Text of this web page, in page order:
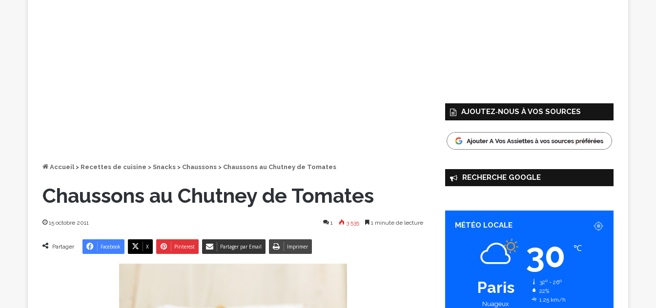
Accueil > Recettes de cuisine > Snacks > Chaussons > Chaussons au Chutney de Tomates
Chaussons au Chutney de Tomates
15 octobre 2011 1 3 535 1 minute de lecture
Partager Facebook X Pinterest Partager par Email Imprimer
AJOUTEZ‑NOUS À VOS SOURCES
RECHERCHE GOOGLE
MÉTÉO LOCALE
Paris
Nuageux
30 ℃
32º - 26º
22%
1.25 km/h